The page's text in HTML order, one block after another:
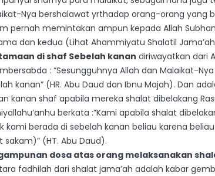
Nya bershalawat yrthadap orang-orang yang
pernah memintakan ampun kepada Allah
dan kedua (Lihat Ahammiyatu Shalatil
di shaf Sebelah kanan diriwayatkan dari
: “Sesungguhnya Allah dan Malaikat-
kanan” (HR. Abu Daud dan Ibnu Majah). Dan
kanan shaf apabila mereka shalat dibelakang
berkata :”Kami apabila shalat
kami berada di sebelah kanan beliau karena
sakam)” (HT. Abu Daud).
dosa atas orang melaksanakan
fadhilah dari shalat jama’ah adalah kabar